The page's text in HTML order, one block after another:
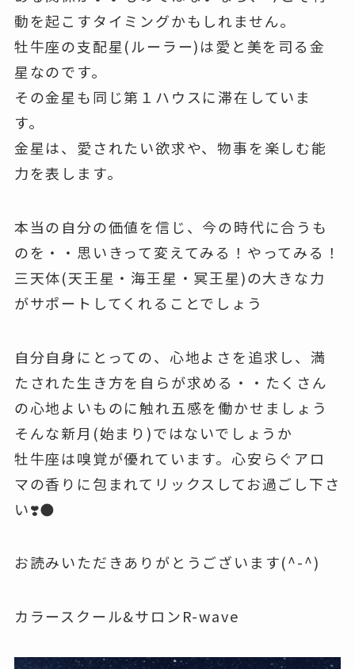
動を起こすタイミングかもしれません。
牡牛座の支配星(ルーラー)は愛と美を司る金
星なのです。
その金星も同じ第１ハウスに滞在していま
す。
金星は、愛されたい欲求や、物事を楽しむ能
力を表します。
本当の自分の価値を信じ、今の時代に合うも
のを・・思いきって変えてみる！やってみる！
三天体(天王星・海王星・冥王星)の大きな力
がサポートしてくれることでしょう
自分自身にとっての、心地よさを追求し、満
たされた生き方を自らが求める・・たくさん
の心地よいものに触れ五感を働かせましょう
そんな新月(始まり)ではないでしょうか
牡牛座は嗅覚が優れています。心安らぐアロ
マの香りに包まれてリックスしてお過ごし下さ
い❣️🌑
お読みいただきありがとうございます(^-^)
カラースクール&サロンR-wave